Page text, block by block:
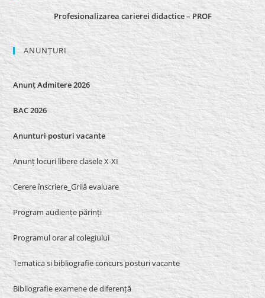
Profesionalizarea carierei didactice – PROF
ANUNȚURI
Anunț Admitere 2026
BAC 2026
Anunturi posturi vacante
Anunț locuri libere clasele X-XI
Cerere înscriere_Grilă evaluare
Program audiențe părinți
Programul orar al colegiului
Tematica si bibliografie concurs posturi vacante
Bibliografie examene de diferență